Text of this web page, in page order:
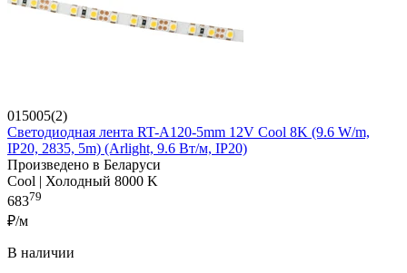
015005(2)
Светодиодная лента RT-A120-5mm 12V Cool 8K (9.6 W/m,
IP20, 2835, 5m) (Arlight, 9.6 Вт/м, IP20)
Произведено в Беларуси
Cool | Холодный 8000 K
68379
₽/м
В наличии